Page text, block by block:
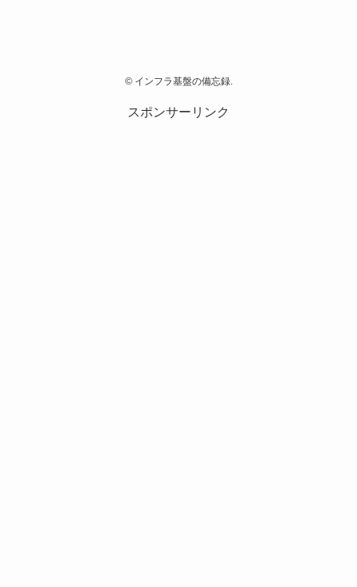
©インフラ基盤の備忘録.
スポンサーリンク